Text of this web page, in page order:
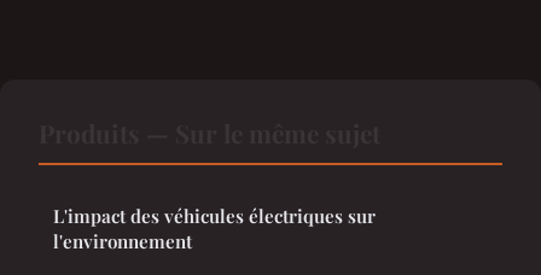
L'impact des véhicules électriques sur
l'environnement